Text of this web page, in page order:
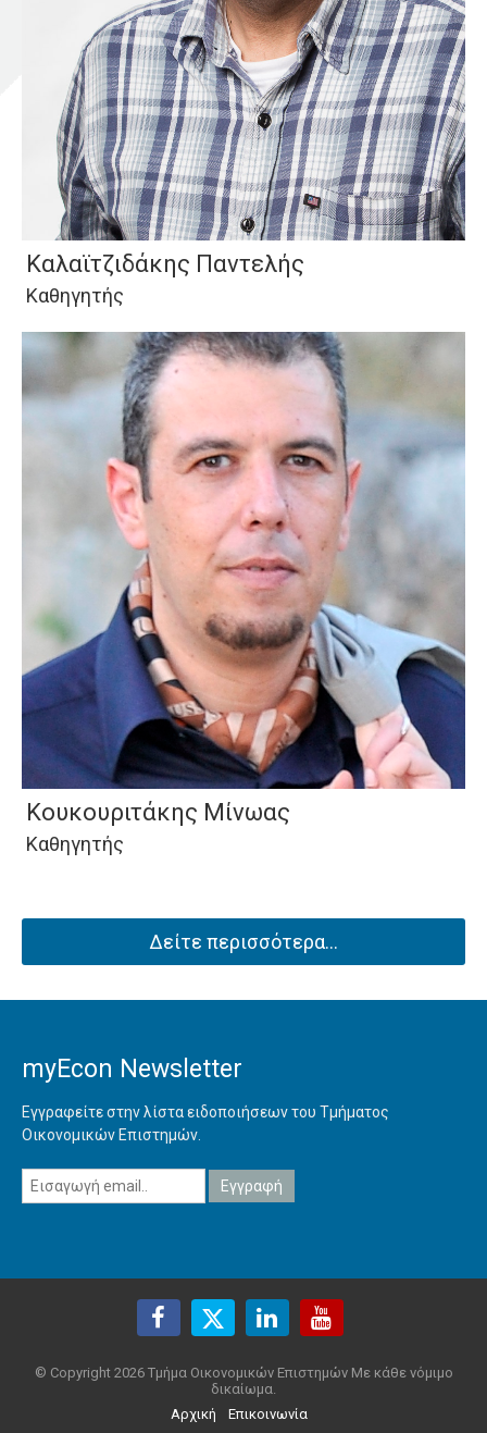
Καλαϊτζιδάκης Παντελής
Καθηγητής
Κουκουριτάκης Μίνωας
Καθηγητής
Δείτε περισσότερα...
myEcon Newsletter
Εγγραφείτε στην λίστα ειδοποιήσεων του Τμήματος
Οικονομικών Επιστημών.
© Copyright 2026 Τμήμα Οικονομικών Επιστημών Με κάθε νόμιμο
δικαίωμα.
Αρχική
Επικοινωνία